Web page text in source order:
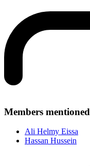
Members mentioned
Ali Helmy Eissa
Hassan Hussein